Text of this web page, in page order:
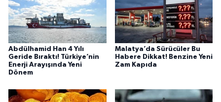
Abdülhamid Han 4 Yılı
Geride Bıraktı! Türkiye’nin
Enerji Arayışında Yeni
Dönem
Malatya’da Sürücüler Bu
Habere Dikkat! Benzine Yeni
Zam Kapıda